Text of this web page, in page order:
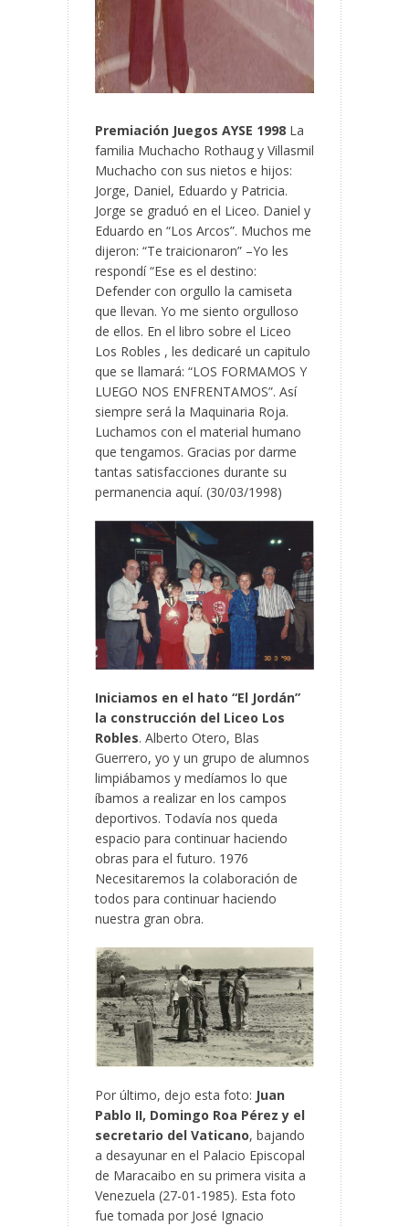
Premiación Juegos AYSE 1998 La
familia Muchacho Rothaug y Villasmil
Muchacho con sus nietos e hijos:
Jorge, Daniel, Eduardo y Patricia.
Jorge se graduó en el Liceo. Daniel y
Eduardo en “Los Arcos”. Muchos me
dijeron: “Te traicionaron” –Yo les
respondí “Ese es el destino:
Defender con orgullo la camiseta
que llevan. Yo me siento orgulloso
de ellos. En el libro sobre el Liceo
Los Robles , les dedicaré un capitulo
que se llamará: “LOS FORMAMOS Y
LUEGO NOS ENFRENTAMOS”. Así
siempre será la Maquinaria Roja.
Luchamos con el material humano
que tengamos. Gracias por darme
tantas satisfacciones durante su
permanencia aquí. (30/03/1998)
Iniciamos en el hato “El Jordán”
la construcción del Liceo Los
Robles. Alberto Otero, Blas
Guerrero, yo y un grupo de alumnos
limpiábamos y medíamos lo que
íbamos a realizar en los campos
deportivos. Todavía nos queda
espacio para continuar haciendo
obras para el futuro. 1976
Necesitaremos la colaboración de
todos para continuar haciendo
nuestra gran obra.
Por último, dejo esta foto: Juan
Pablo II, Domingo Roa Pérez y el
secretario del Vaticano, bajando
a desayunar en el Palacio Episcopal
de Maracaibo en su primera visita a
Venezuela (27-01-1985). Esta foto
fue tomada por José Ignacio